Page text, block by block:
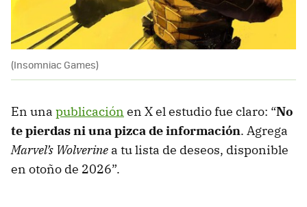
(Insomniac Games)
En una publicación en X el estudio fue claro: “No
te pierdas ni una pizca de información. Agrega
Marvel’s Wolverine a tu lista de deseos, disponible
en otoño de 2026”.